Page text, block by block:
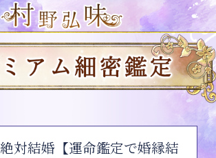
絶対結婚【運命鑑定で婚縁結